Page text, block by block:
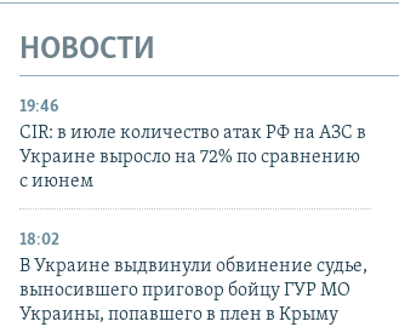
НОВОСТИ
19:46
CIR: в июле количество атак РФ на АЗС в
Украине выросло на 72% по сравнению
с июнем
18:02
В Украине выдвинули обвинение судье,
выносившего приговор бойцу ГУР МО
Украины, попавшего в плен в Крыму